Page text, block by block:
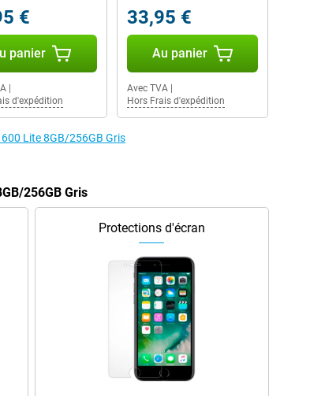
€
panier
|
d'expédition
33,95 €
Au panier
Avec TVA|
Hors Frais d'expédition
Lite 8GB/256GB Gris
256GB Gris
Protections d'écran